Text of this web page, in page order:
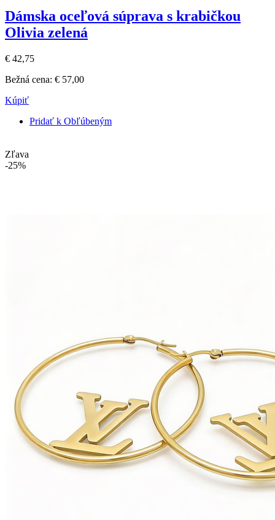
Dámska oceľová súprava s krabičkou
Olivia zelená
€ 42,75
Bežná cena: € 57,00
Kúpiť
Pridať k Obľúbeným
Zľava
-25%